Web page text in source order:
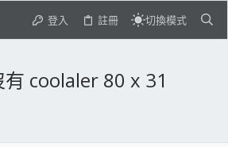
登入 註冊 切換模式
coolaler 80 x 31